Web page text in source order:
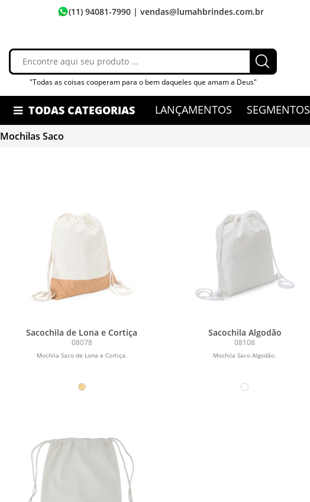
(11) 94081-7990| vendas@lumahbrindes.com.br
"Todas as coisas cooperam para o bem daqueles que amam a Deus"
TODAS CATEGORIAS LANÇAMENTOS SEGMENTOS
Mochilas Saco
Sacochila de Lona e Cortiça
08078
Mochila Saco de Lona e Cortiça.
Sacochila Algodão
08108
Mochila Saco Algodão.